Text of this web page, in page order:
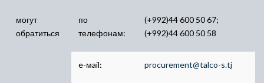
могут
обратиться
по
телефонам:
(+992)44 600 50 67;
(+992)44 600 50 58
e-мail: procurement@talco-s.tj